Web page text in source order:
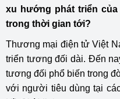
xu hướng phát triển
trong thời gian tới?
Thương mại điện tử Việt
triển tương đối dài. Đến
tương đối phổ biến trong
với người tiêu dùng tại